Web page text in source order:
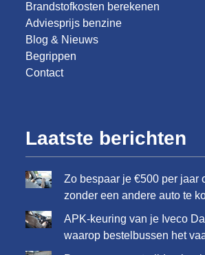
Brandstofkosten berekenen
Adviesprijs benzine
Blog & Nieuws
Begrippen
Contact
Laatste berichten
Zo bespaar je €500 per jaar
zonder een andere auto te
APK-keuring van je Iveco
waarop bestelbussen het